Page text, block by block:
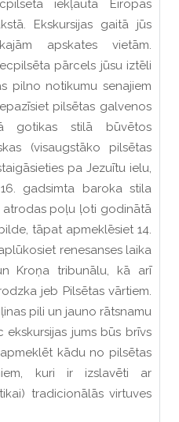
iekļauta Eiropas
Ekskursijas gaitā jūs
apskates vietām.
pārcels jūsu iztēli
pilno notikumu senajiem
pilsētas galvenos
gotikas stilā būvētos
(visaugstāko pilsētas
pa Jezuītu ielu,
gadsimta baroka stila
atrodas poļu ļoti godinātā
tāpat apmeklēsiet 14.
renesanses laika
Kroņa tribunālu, kā arī
jeb Pilsētas vārtiem.
pili un jauno rātsnamu
ekskursijas jums būs brīvs
kādu no pilsētas
kuri ir izslavēti ar
tradicionālās virtuves